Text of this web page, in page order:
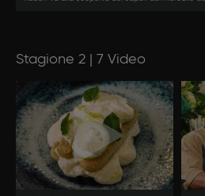
Stagione 2 | 7 Video